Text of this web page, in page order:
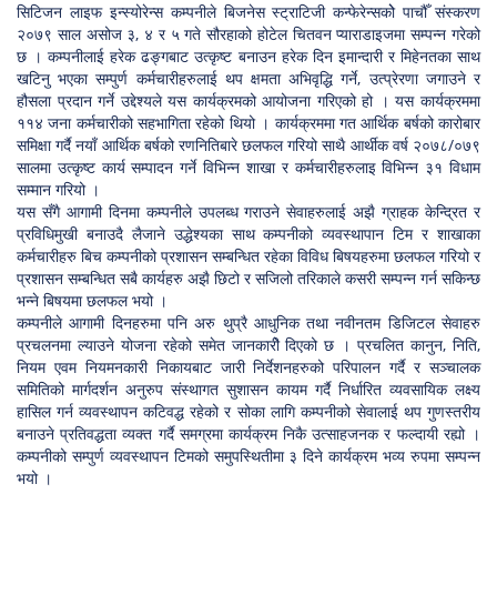
सिटिजन लाइफ इन्स्योरेन्स कम्पनीले बिजनेस स्ट्राटिजी कन्फेरेन्सकोे पाचौँ संस्करण
२०७९ साल असोज ३, ४ र ५ गते सौरहाको होटेल चितवन प्याराडाइजमा सम्पन्न गरेको
छ । कम्पनीलाई हरेक ढङ्गबाट उत्कृष्ट बनाउन हरेक दिन इमान्दारी र मिहेनतका साथ
खटिनु भएका सम्पुर्ण कर्मचारीहरुलाई थप क्षमता अभिवृद्धि गर्ने, उत्प्रेरणा जगाउने र
हौसला प्रदान गर्ने उद्देश्यले यस कार्यक्रमको आयोजना गरिएको हो । यस कार्यक्रममा
११४ जना कर्मचारीको सहभागिता रहेको थियो । कार्यक्रममा गत आर्थिक बर्षको कारोबार
समिक्षा गर्दै नयाँ आर्थिक बर्षको रणनितिबारे छलफल गरियो साथै आर्थीक वर्ष २०७८/०७९
सालमा उत्कृष्ट कार्य सम्पादन गर्ने विभिन्न शाखा र कर्मचारीहरुलाइ विभिन्न ३१ विधाम
सम्मान गरियो ।
यस सँगै आगामी दिनमा कम्पनीले उपलब्ध गराउने सेवाहरुलाई अझै ग्राहक केन्द्रित र
प्रविधिमुखी बनाउदै लैजाने उद्धेश्यका साथ कम्पनीको व्यवस्थापान टिम र शाखाका
कर्मचारीहरु बिच कम्पनीको प्रशासन सम्बन्धित रहेका विविध बिषयहरुमा छलफल गरियो र
प्रशासन सम्बन्धित सबै कार्यहरु अझै छिटो र सजिलो तरिकाले कसरी सम्पन्न गर्न सकिन्छ
भन्ने बिषयमा छलफल भयो ।
कम्पनीले आगामी दिनहरुमा पनि अरु थुप्रै आधुनिक तथा नवीनतम डिजिटल सेवाहरु
प्रचलनमा ल्याउने योजना रहेको समेत जानकारीे दिएको छ । प्रचलित कानुन, निति,
नियम एवम नियमनकारी निकायबाट जारी निर्देशनहरुको परिपालन गर्दै र सञ्चालक
समितिको मार्गदर्शन अनुरुप संस्थागत सुशासन कायम गर्दै निर्धारित व्यवसायिक लक्ष्य
हासिल गर्न व्यवस्थापन कटिवद्ध रहेको र सोका लागि कम्पनीको सेवालाई थप गुणस्तरीय
बनाउने प्रतिवद्धता व्यक्त गर्दै समग्रमा कार्यक्रम निकै उत्साहजनक र फल्दायी रह्यो ।
कम्पनीको सम्पुर्ण व्यवस्थापन टिमको समुपस्थितीमा ३ दिने कार्यक्रम भव्य रुपमा सम्पन्न
भयो ।